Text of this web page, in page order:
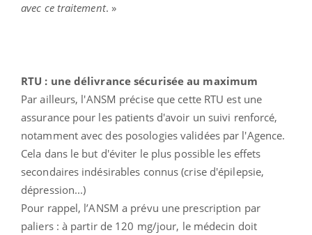
avec ce traitement. »
RTU : une délivrance sécurisée au maximum
Par ailleurs, l'ANSM précise que cette RTU est une
assurance pour les patients d'avoir un suivi renforcé,
notamment avec des posologies validées par l'Agence.
Cela dans le but d'éviter le plus possible les effets
secondaires indésirables connus (crise d'épilepsie,
dépression...)
Pour rappel, l’ANSM a prévu une prescription par
paliers : à partir de 120 mg/jour, le médecin doit